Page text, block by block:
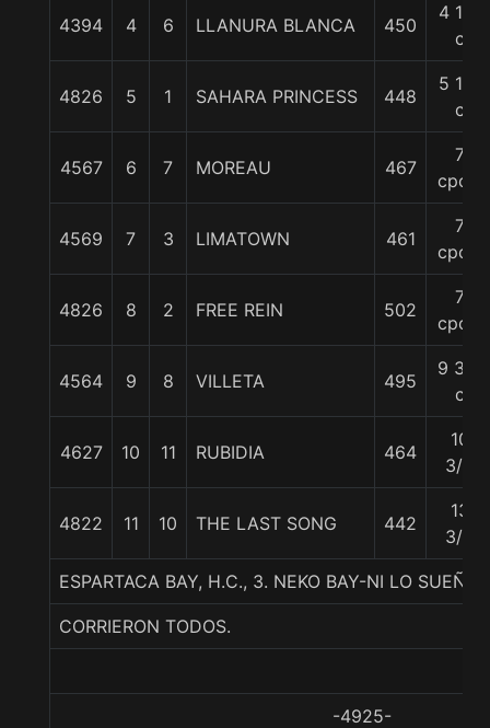
4394 4 6 LLANURA BLANCA 450
4 1/2
c
4826 5 1 SAHARA PRINCESS 448
5 1/4
c
4567 6 7 MOREAU 467
7
cpos.
4569 7 3 LIMATOWN 461
7
cpos.
4826 8 2 FREE REIN 502
7
cpos.
4564 9 8 VILLETA 495
9 3/4
c
4627 10 11 RUBIDIA 464
10
3/4
4822 11 10 THE LAST SONG 442
13
3/4
ESPARTACA BAY, H.C., 3. NEKO BAY-NI LO
CORRIERON TODOS.
-4925-